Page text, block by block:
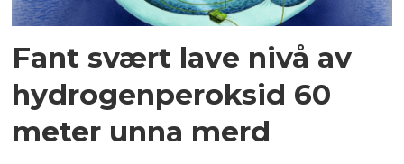
Fant svært lave nivå av
hydrogenperoksid 60
meter unna merd